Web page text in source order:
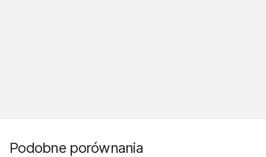
Podobne porównania